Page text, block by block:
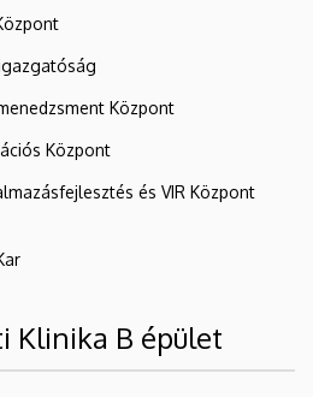
Központ
Központ
és VIR Központ
Klinika B épület